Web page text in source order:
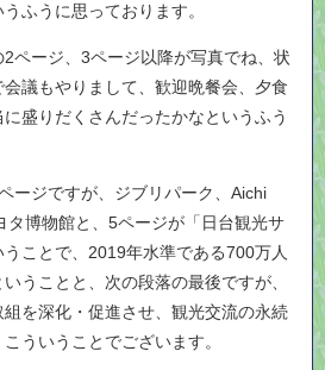
ふうに思っております。
ページ、3ページ以降が写真でね、状
議もやりまして、歓迎晩餐会、夕食
盛りだくさんだったかなというふう
ージですが、ジブリパーク、Aichi
タ博物館と、5ページが「日台観光サ
ことで、2019年水準である700万人
うことと、次の段落の最後ですが、
を深化・促進させ、観光交流の永続
ういうことでございます。